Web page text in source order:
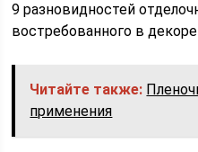
9 разновидностей
востребованного в
Читайте также:
применения